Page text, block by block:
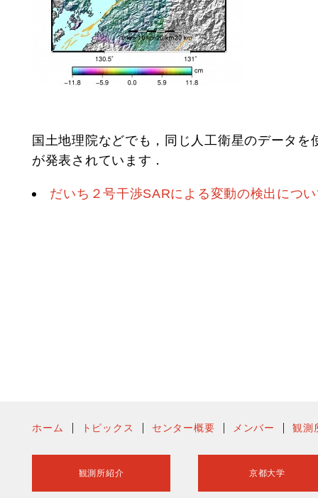
国土地理院などでも，同じ人工衛星のデータを
が発表されています．
だいち２号干渉SARによる変動の検出につ
ホーム トピックス センター概要 メンバー 観測
観測所紹介 京都大学